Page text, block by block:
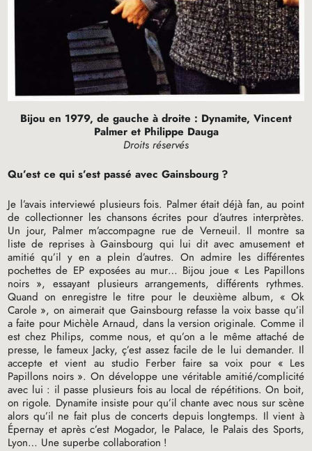
Bijou en 1979, de gauche à droite : Dynamite, Vincent
Palmer et Philippe Dauga
Droits réservés
Qu’est ce qui s’est passé avec Gainsbourg ?
Je l’avais interviewé plusieurs fois. Palmer était déjà fan, au point
de collectionner les chansons écrites pour d’autres interprètes.
Un jour, Palmer m’accompagne rue de Verneuil. Il montre sa
liste de reprises à Gainsbourg qui lui dit avec amusement et
amitié qu’il y en a plein d’autres. On admire les différentes
pochettes de EPexposées au mur… Bijou joue « Les Papillons
noirs », essayant plusieurs arrangements, différents rythmes.
Quand on enregistre le titre pour le deuxième album, « Ok
Carole », on aimerait que Gainsbourg refasse la voix basse qu’il
a faite pour Michèle Arnaud, dans la version originale. Comme il
est chez Philips, comme nous, et qu’on a le même attaché de
presse, le fameux Jacky, ç’est assez facile de le lui demander. Il
accepte et vient au studio Ferber faire sa voix pour « Les
Papillons noirs ». On développe une véritable amitié/complicité
avec lui : il passe plusieurs fois au local de répétitions. On boit,
on rigole. Dynamite insiste pour qu’il chante avec nous sur scène
alors qu’il ne fait plus de concerts depuis longtemps. Il vient à
Épernay et après c’est Mogador, le Palace, le Palais des Sports,
Lyon… Une superbe collaboration !